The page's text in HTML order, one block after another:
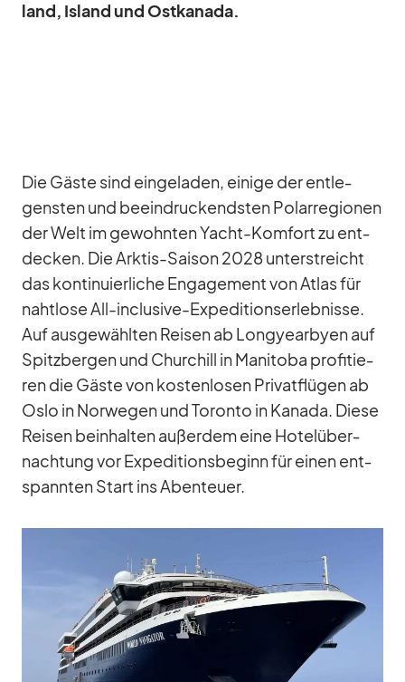
land, Is­land und Ost­ka­nada.
Die Gäste sind ein­ge­la­den, ei­nige der ent­le­
gens­ten und be­ein­dru­ckends­ten Po­lar­re­gio­nen
der Welt im ge­wohn­ten Yacht-Kom­fort zu ent­
de­cken. Die Ark­tis-Sai­son 2028 un­ter­streicht
das kon­ti­nu­ier­li­che En­ga­ge­ment von At­las für
naht­lose All-in­clu­sive-Ex­pe­di­ti­ons­er­leb­nisse.
Auf aus­ge­wähl­ten Rei­sen ab Lon­gye­ar­byen auf
Spitz­ber­gen und Chur­chill in Ma­ni­toba pro­fi­tie­
ren die Gäste von kos­ten­lo­sen Pri­vat­flü­gen ab
Oslo in Nor­we­gen und To­ronto in Ka­nada. Diese
Rei­sen be­inhal­ten au­ßer­dem eine Ho­tel­über­
nach­tung vor Ex­pe­di­ti­ons­be­ginn für ei­nen ent­
spann­ten Start ins Aben­teuer.